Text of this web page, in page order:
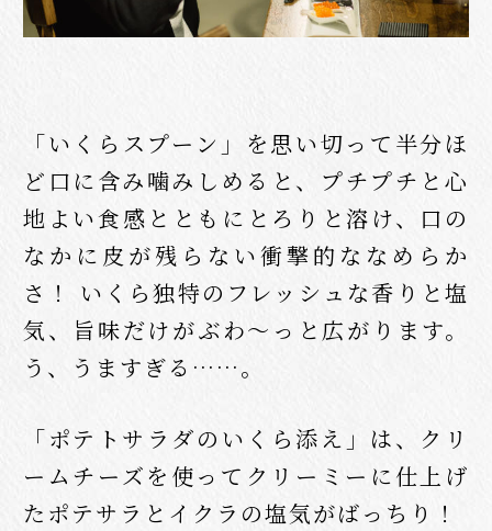
「いくらスプーン」を思い切って半分ほ
ど口に含み噛みしめると、プチプチと心
地よい食感とともにとろりと溶け、口の
なかに皮が残らない衝撃的ななめらか
さ！ いくら独特のフレッシュな香りと塩
気、旨味だけがぶわ〜っと広がります。
う、うますぎる……。
「ポテトサラダのいくら添え」は、クリ
ームチーズを使ってクリーミーに仕上げ
たポテサラとイクラの塩気がばっちり！